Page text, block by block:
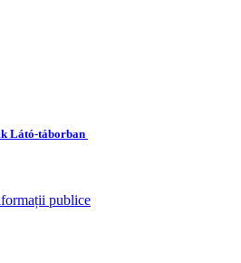
Látó-táborban
publice